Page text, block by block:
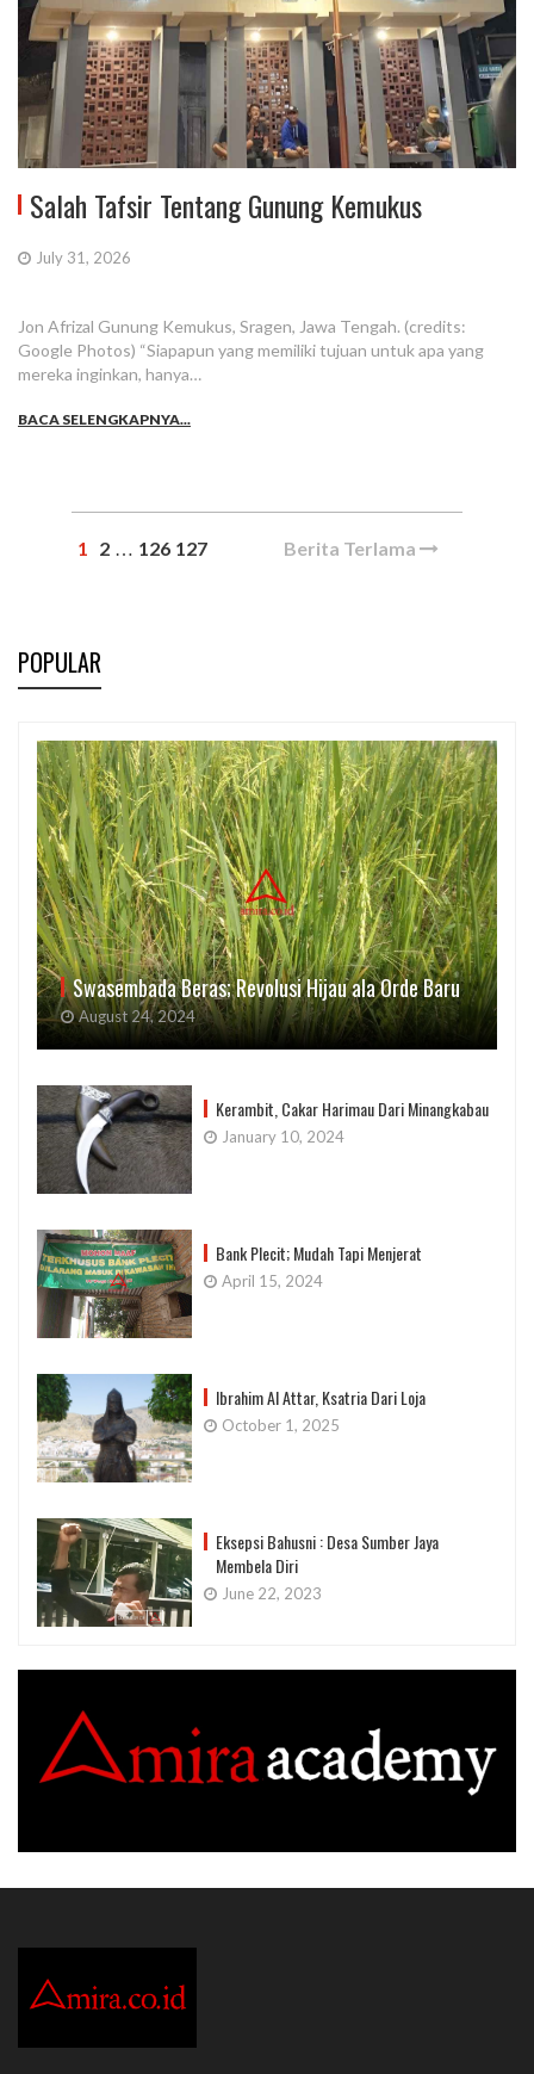
Salah Tafsir Tentang Gunung Kemukus
July 31, 2026
Jon Afrizal Gunung Kemukus, Sragen, Jawa Tengah. (credits:
Google Photos) “Siapapun yang memiliki tujuan untuk apa yang
mereka inginkan, hanya…
BACA SELENGKAPNYA...
1 2 … 126 127 Berita Terlama
POPULAR
Swasembada Beras; Revolusi Hijau ala Orde Baru
August 24, 2024
Kerambit, Cakar Harimau Dari Minangkabau
January 10, 2024
Bank Plecit; Mudah Tapi Menjerat
April 15, 2024
Ibrahim Al Attar, Ksatria Dari Loja
October 1, 2025
Eksepsi Bahusni : Desa Sumber Jaya
Membela Diri
June 22, 2023